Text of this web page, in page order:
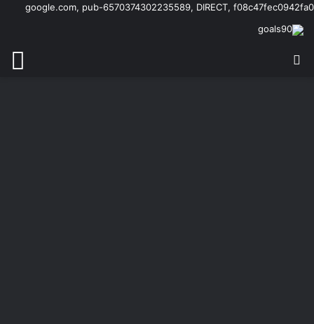
google.com, pub-6570374302235589, DIRECT, f08c47fec0942fa0